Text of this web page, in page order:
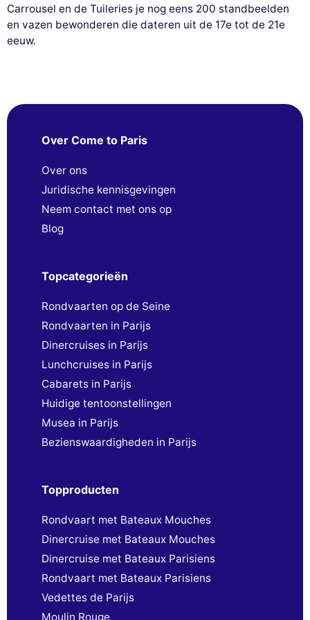
Carrousel en de Tuileries je nog eens 200 standbeelden
en vazen bewonderen die dateren uit de 17e tot de 21e
eeuw.
Over Come to Paris
Over ons
Juridische kennisgevingen
Neem contact met ons op
Blog
Topcategorieën
Rondvaarten op de Seine
Rondvaarten in Parijs
Dinercruises in Parijs
Lunchcruises in Parijs
Cabarets in Parijs
Huidige tentoonstellingen
Musea in Parijs
Bezienswaardigheden in Parijs
Topproducten
Rondvaart met Bateaux Mouches
Dinercruise met Bateaux Mouches
Dinercruise met Bateaux Parisiens
Rondvaart met Bateaux Parisiens
Vedettes de Parijs
Moulin Rouge